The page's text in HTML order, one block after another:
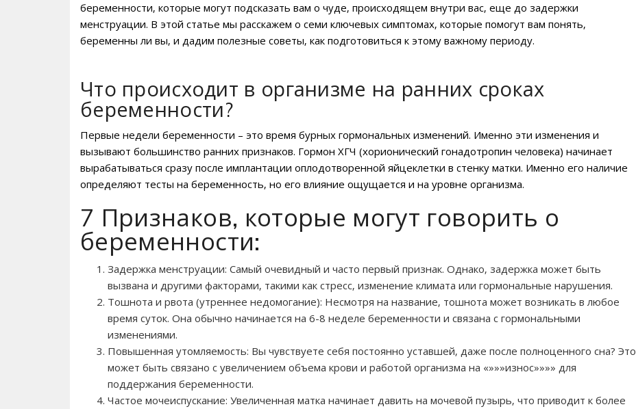
беременности‚ которые могут подсказать вам о чуде‚ происходящем внутри вас‚ еще до задержки
менструации. В этой статье мы расскажем о семи ключевых симптомах‚ которые помогут вам понять‚
беременны ли вы‚ и дадим полезные советы‚ как подготовиться к этому важному периоду.
Что происходит в организме на ранних сроках
беременности?
Первые недели беременности – это время бурных гормональных изменений. Именно эти изменения и
вызывают большинство ранних признаков. Гормон ХГЧ (хорионический гонадотропин человека) начинает
вырабатываться сразу после имплантации оплодотворенной яйцеклетки в стенку матки. Именно его наличие
определяют тесты на беременность‚ но его влияние ощущается и на уровне организма.
7 Признаков‚ которые могут говорить о
беременности:
Задержка менструации: Самый очевидный и часто первый признак. Однако‚ задержка может быть
вызвана и другими факторами‚ такими как стресс‚ изменение климата или гормональные нарушения.
Тошнота и рвота (утреннее недомогание): Несмотря на название‚ тошнота может возникать в любое
время суток. Она обычно начинается на 6-8 неделе беременности и связана с гормональными
изменениями.
Повышенная утомляемость: Вы чувствуете себя постоянно уставшей‚ даже после полноценного сна? Это
может быть связано с увеличением объема крови и работой организма на «»»»износ»»»» для
поддержания беременности.
Частое мочеиспускание: Увеличенная матка начинает давить на мочевой пузырь‚ что приводит к более